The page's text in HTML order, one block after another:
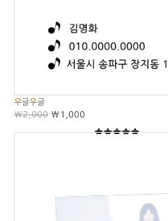
우글우글
₩2,000 ₩1,000